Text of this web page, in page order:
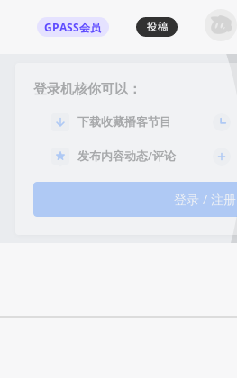
GPASS会员
登录机核你可以：
下载收藏播客节目
发布内容动态/评论
登录 / 注册